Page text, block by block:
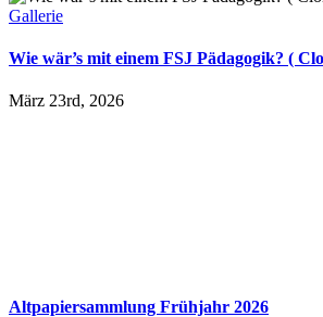
Gallerie
Wie wär’s mit einem FSJ Pädagogik? (
März 23rd, 2026
Altpapiersammlung Frühjahr 2026